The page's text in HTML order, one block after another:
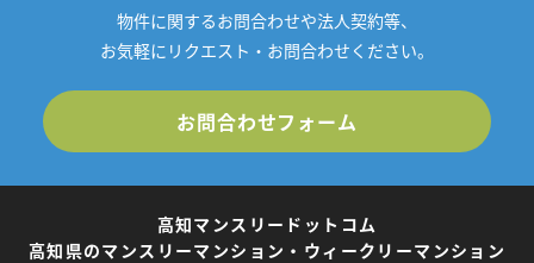
物件に関するお問合わせや法人契約等、
お気軽にリクエスト・お問合わせください。
お問合わせフォーム
高知マンスリードットコム
高知県のマンスリーマンション・ウィークリーマンション